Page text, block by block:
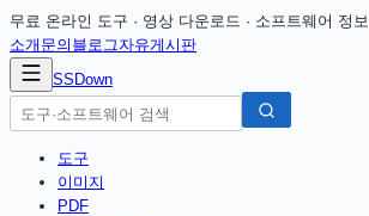
무료 온라인 도구 · 영상 다운로드 · 소프트웨어 정보
소개 문의 블로그자유게시판
SSDown
도구
이미지
PDF